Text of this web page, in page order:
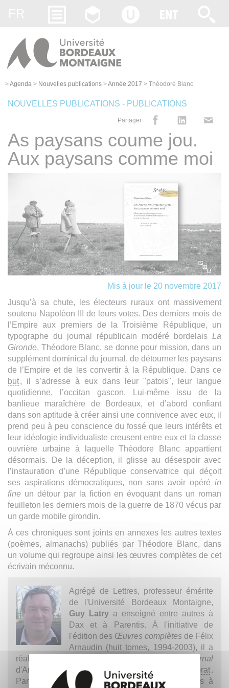
>Agenda > Nouvelles publications >Année 2017 > Théodore Blanc
NOUVELLES PUBLICATIONS - PUBLICATIONS
Partager
As paysans coume jou.
Aux paysans comme moi
Mis à jour le 20 novembre 2017
Jusqu’à sa chute, les électeurs ruraux ont massivement
soutenu Napoléon III de leurs votes. Des derniers mois de
l’Empire aux premiers de la Troisième République, un
typographe du journal républicain modéré bordelais La
Gironde, Théodore Blanc, se donne pour mission, dans un
supplément dominical du journal, de détourner les paysans
de l’Empire et de les convertir à la République. Dans ce
but, il s’adresse à eux dans leur "patois", leur langue
quotidienne, l’occitan gascon. Lui-même issu de la
banlieue maraîchère de Bordeaux, et d’abord confiant
dans son aptitude à créer ainsi une connivence avec eux, il
prend peu à peu conscience du fossé que leurs intérêts et
leur idéologie individualiste creusent entre eux et la classe
ouvrière urbaine à laquelle Théodore Blanc appartient
désormais. De la déception, il glisse au désespoir avec
l’instauration d’une République conservatrice qui déçoit
ses aspirations démocratiques, non sans avoir opéré in
fine un détour par la fiction en évoquant dans un roman
feuilleton les derniers mois de la guerre de 1870 vécus par
un garde mobile girondin.
À ces chroniques sont joints en annexes les autres textes
(poèmes, almanachs) publiés par Théodore Blanc, dans
un volume qui regroupe ainsi les œuvres complètes de cet
écrivain méconnu.
Agrégé de Lettres, professeur émérite
de l'Université Bordeaux Montaigne,
Guy Latry a enseigné entre autres à
Dax et à Parentis. À l'initiative de
l'édition des Œuvres complètes de Félix
Arnaudin (huit tomes, 1994-2003), il a
réalisé l'édition de la
Journal
d'Arnaudin, auquel il a consacré sa thèse de
doctorat.
Parallèlement, il a travaillé de longues années à